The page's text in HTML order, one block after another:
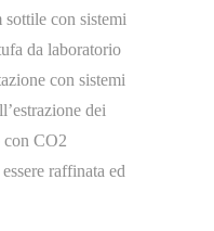
con sistemi
da laboratorio
con sistemi
dei
con CO2
raffinata ed